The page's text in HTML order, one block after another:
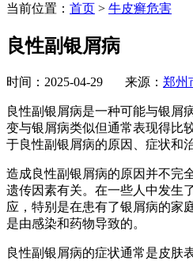
当前位置： 首页 > 牛皮癣危害
良性副银屑病
时间：2025-04-29 来源： 郑州
良性副银屑病是一种可能与银屑
变与银屑病类似但通常表现得比
于良性副银屑病的原因、症状和
造成良性副银屑病的原因并不完
遗传因素有关。在一些人中发生
应，特别是在患有了银屑病的家
是由感染和药物导致的。
良性副银屑病的症状通常是皮肤